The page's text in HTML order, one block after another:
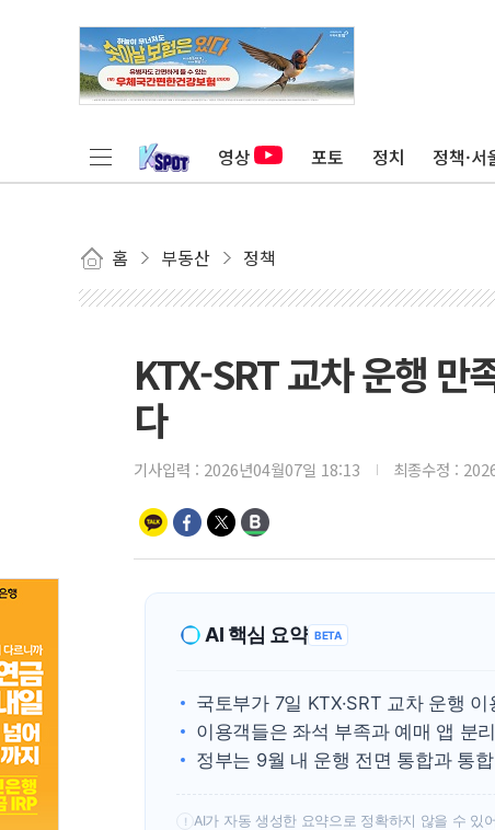
영상 포토 정치 정책·서
홈 부동산 정책
KTX-SRT 교차 운행
다
기사입력 : 2026년04월07일 18:13 최종수정 :
AI 핵심 요약 BETA
국토부가 7일 KTX·SRT 교차 운행
이용객들은 좌석 부족과 예매 앱 분
정부는 9월 내 운행 전면 통합과 통
! AI가 자동 생성한 요약으로 정확하지 않을 수 있